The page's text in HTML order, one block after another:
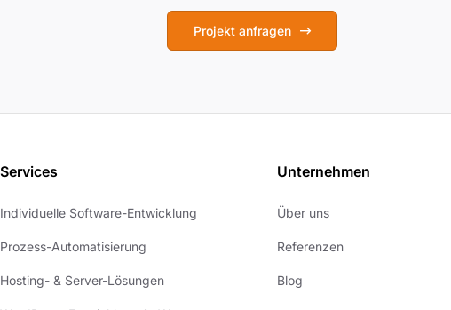
Projekt anfragen
Services
Individuelle Software-Entwicklung
Prozess-Automatisierung
Hosting- & Server-Lösungen
Unternehmen
Über uns
Referenzen
Blog